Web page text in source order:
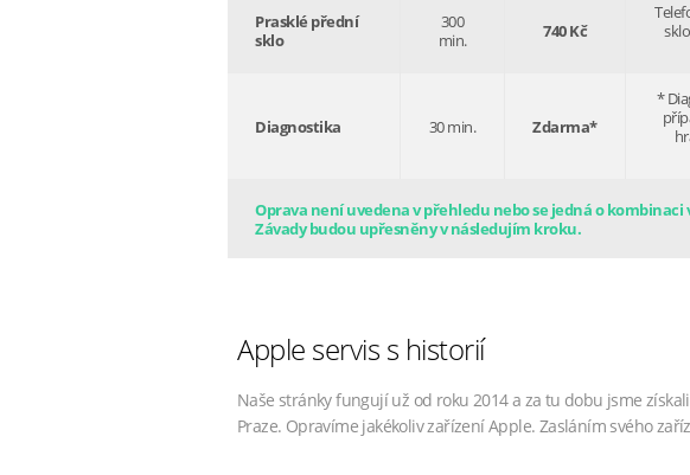
Prasklé přední
sklo
300
min.
740 Kč
Diagnostika 30 min. Zdarma*
*
Oprava není uvedena v přehledu nebo se jedná o kombinaci
Závady budou upřesněny v následujím kroku.
Apple servis s historií
Naše stránky fungují už od roku 2014 a za tu dobu jsme
Praze. Opravíme jakékoliv zařízení Apple. Zasláním svého